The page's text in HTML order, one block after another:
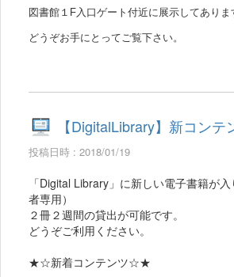
図書館１ F入口ゲート付近に展示してありま
どうぞお手にとってご覧下さい。
【DigitalLibrary】新コンテ
投稿日時 : 2018/01/19
「Digital Library」に新しい電子書籍が
者専用）
２冊２週間の貸出が可能です。
どうぞご利用ください。
★☆新着コンテンツ☆★